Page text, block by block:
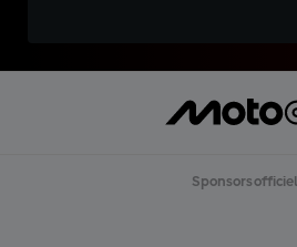
Sponsors